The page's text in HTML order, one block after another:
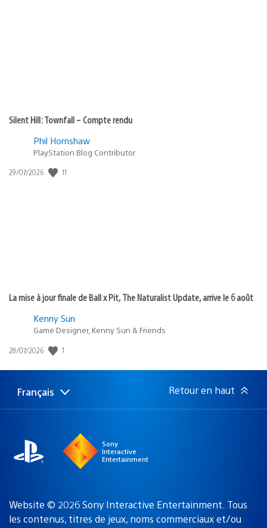
Silent Hill: Townfall – Compte rendu
Phil Hornshaw
PlayStation Blog Contributor
Date
29/07/2026 11
La mise à jour finale de Ball x Pit, The Naturalist Update, arrive le 6 août
Kenny Sun
Game Designer, Kenny Sun & Friends
Date
publication
28/07/2026 1
Choisir
Région
Français Retour en haut
Sony
Interactive
Entertainment
Website © 2026 Sony Interactive Entertainment. Tous
les contenus, titres de jeux, noms commerciaux et/ou